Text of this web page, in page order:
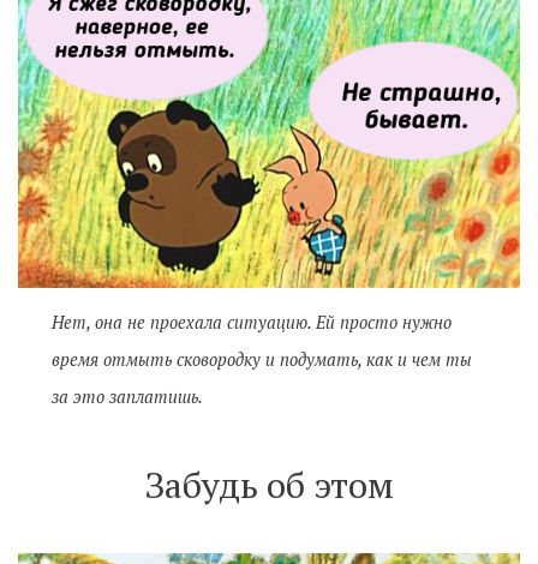
Нет, она не проехала ситуацию. Ей просто нужно
время отмыть сковородку и подумать, как и чем ты
за это заплатишь.
Забудь об этом